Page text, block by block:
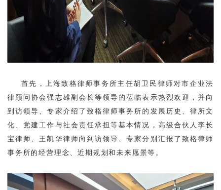
首先，上海致格律师事务所主任胡卫民律师对市企业法
律顾问协会强志雄副 会长等领导的莅临表示热烈欢迎，并向
到访领导、专家介绍了致格律师事务所的发展历史、律所文
化、党建工作与社会责任承担等基本情况，高级合伙人李长
宝律师、王凯华律师向到访领导、专家分别汇报了致格律师
事务所的经营理念、近期规划和未来愿景等。